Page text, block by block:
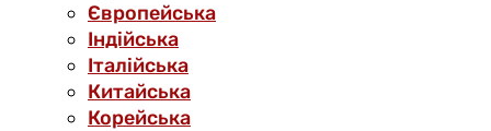
Європейська
Індійська
Італійська
Китайська
Корейська